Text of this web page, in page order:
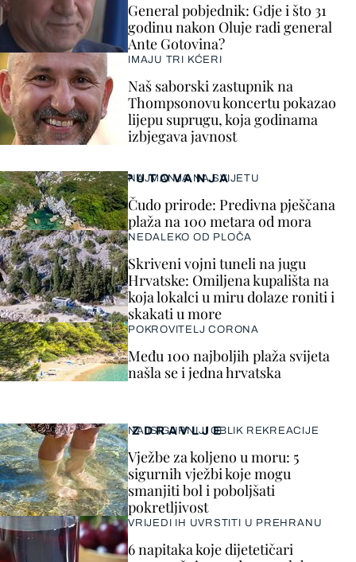
General pobjednik: Gdje i što 31
godinu nakon Oluje radi general
Ante Gotovina?
IMAJU TRI KĆERI
Naš saborski zastupnik na
Thompsonovu koncertu pokazao
lijepu suprugu, koja godinama
izbjegava javnost
ZDRAVLJE
NAJSIGURNIJI OBLIK REKREACIJE
Vježbe za koljeno u moru: 5
sigurnih vježbi koje mogu
smanjiti bol i poboljšati
pokretljivost
VRIJEDI IH UVRSTITI U PREHRANU
6 napitaka koje dijetetičari
PUTOVANJA
NAJMANJA NA SVIJETU
Čudo prirode: Predivna pješčana
plaža na 100 metara od mora
NEDALEKO OD PLOČA
Skriveni vojni tuneli na jugu
Hrvatske: Omiljena kupališta na
koja lokalci u miru dolaze roniti i
skakati u more
POKROVITELJ CORONA
Među 100 najboljih plaža svijeta
našla se i jedna hrvatska